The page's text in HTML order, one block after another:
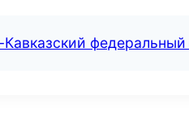
федеральный